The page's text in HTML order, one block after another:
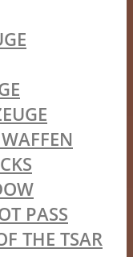
PASS
THE TSAR